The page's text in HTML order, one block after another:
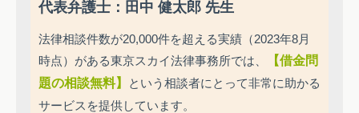
代表弁護士：田中 健太郎 先生
法律相談件数が20,000件を超える実績（2023年8月
時点）がある東京スカイ法律事務所では、
【借金問
題の相談無料】
という相談者にとって非常に助かる
サービスを提供しています。